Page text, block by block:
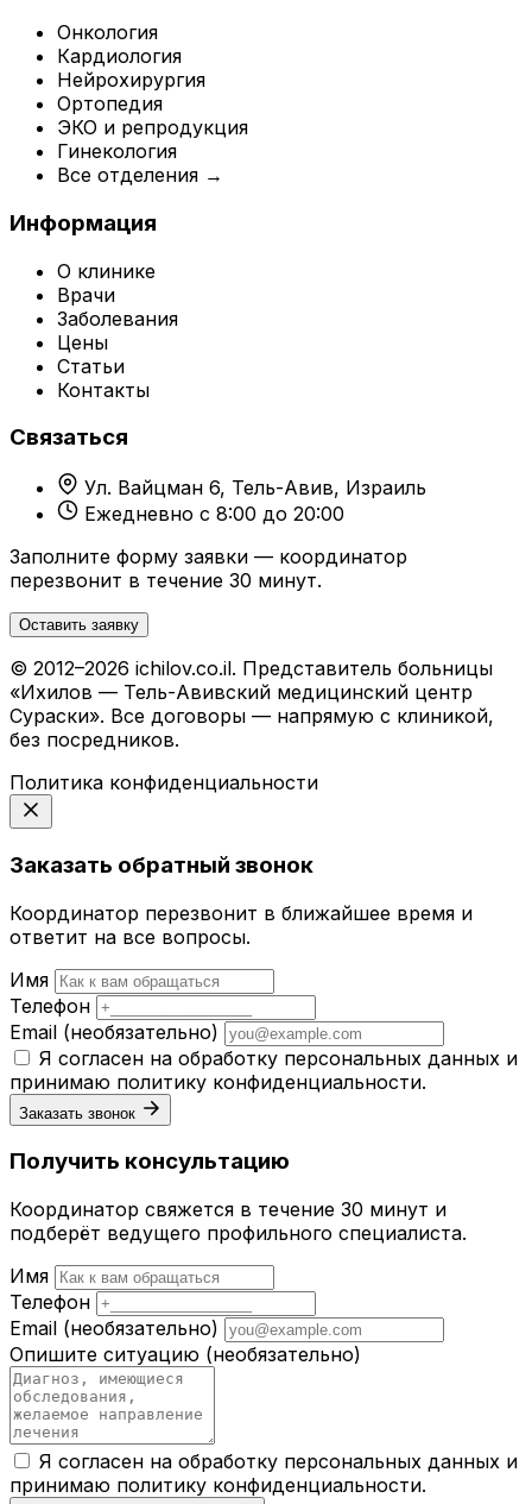
Онкология
Кардиология
Нейрохирургия
Ортопедия
ЭКО и репродукция
Гинекология
Все отделения →
Информация
О клинике
Врачи
Заболевания
Цены
Статьи
Контакты
Связаться
Ул. Вайцман 6, Тель-Авив, Израиль
Ежедневно с 8:00 до 20:00
Заполните форму заявки — координатор
перезвонит в течение 30 минут.
Оставить заявку
© 2012–2026 ichilov.co.il. Представитель больницы
«Ихилов — Тель-Авивский медицинский центр
Сураски». Все договоры — напрямую с клиникой,
без посредников.
Политика конфиденциальности
Заказать обратный звонок
Координатор перезвонит в ближайшее время и
ответит на все вопросы.
Имя
Телефон
Email (необязательно)
Я согласен на обработку персональных данных и
принимаю политику конфиденциальности.
Заказать звонок
Получить консультацию
Координатор свяжется в течение 30 минут и
подберёт ведущего профильного специалиста.
Имя
Телефон
Email (необязательно)
Опишите ситуацию (необязательно)
Я согласен на обработку персональных данных и
принимаю политику конфиденциальности.